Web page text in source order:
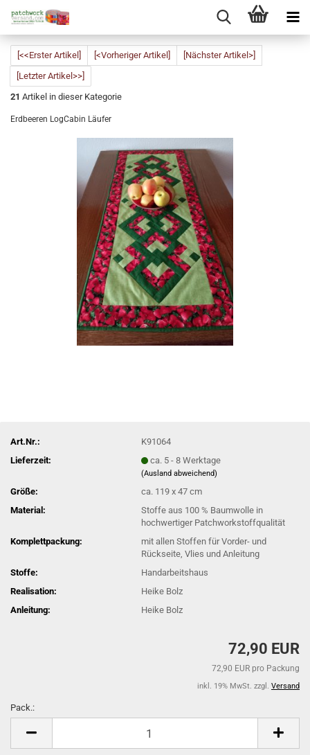
[<<Erster Artikel] [<Vorheriger Artikel]
[Nächster Artikel>]
[Letzter Artikel>>]
21 Artikel in dieser Kategorie
Erdbeeren LogCabin Läufer
Art.Nr.:
K91064
Lieferzeit:
ca. 5 - 8 Werktage
(Ausland abweichend)
Größe:
ca. 119 x 47 cm
Material:
Stoffe aus 100 % Baumwolle in
hochwertiger Patchworkstoffqualität
Komplettpackung:
mit allen Stoffen für Vorder- und
Rückseite, Vlies und Anleitung
Stoffe:
Handarbeitshaus
Realisation:
Heike Bolz
Anleitung:
Heike Bolz
72,90 EUR
72,90 EUR pro Packung
inkl. 19% MwSt. zzgl. Versand
Pack.: